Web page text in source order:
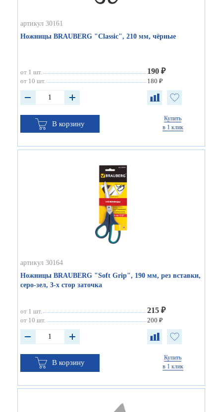
артикул 30161
Ножницы BRAUBERG "Classic", 210 мм, чёрные
от 1 шт. 190 ₽
от 10 шт. 180 ₽
В корзину
Купить
в 1 клик
артикул 30164
Ножницы BRAUBERG "Soft Grip", 190 мм, рез вставки,
серо-зел, 3-х стор заточка
от 1 шт. 215 ₽
от 10 шт. 200 ₽
В корзину
Купить
в 1 клик